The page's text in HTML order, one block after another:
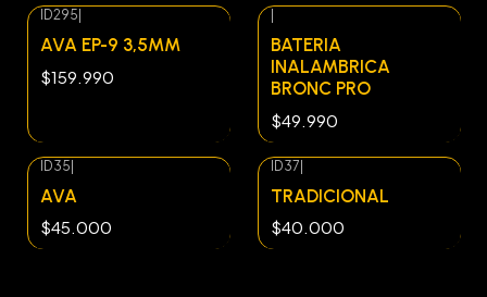
ID295
AVA EP-9 3,5MM
$159.990
BATERIA
INALAMBRICA
BRONC PRO
$49.990
ID35|
AVA
$45.000
ID37|
TRADICIONAL
$40.000